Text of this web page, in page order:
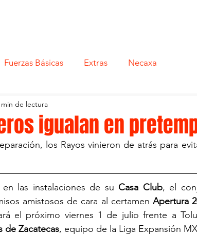
Fuerzas Básicas Extras Necaxa
igualan en
min de lectura
los Rayos vinieron de atrás para
las instalaciones de su Casa Club, el
amistosos de cara al certamen Apertura
el próximo viernes 1 de julio frente a
de Zacatecas, equipo de la Liga Expansión